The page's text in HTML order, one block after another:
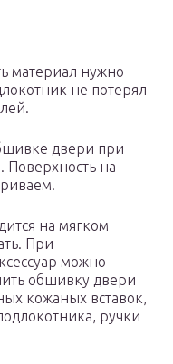
материал нужно
не потерял
двери при
Поверхность на
на мягком
При
можно
обшивку двери
кожаных вставок,
ручки